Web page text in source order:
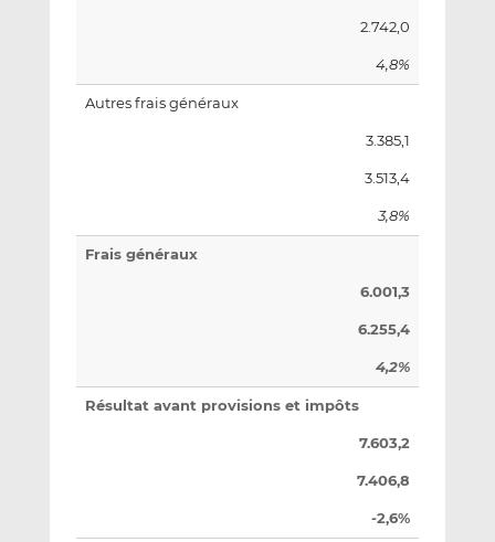
2.742,0
4,8%
Autres frais généraux
3.385,1
3.513,4
3,8%
Frais généraux
6.001,3
6.255,4
4,2%
Résultat avant provisions et impôts
7.603,2
7.406,8
-2,6%